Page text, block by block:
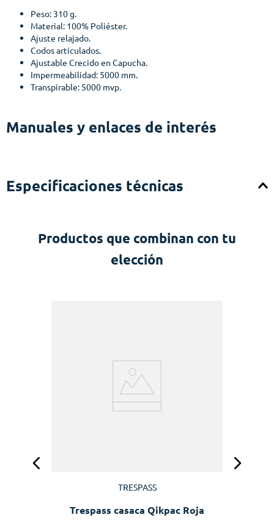
Peso: 310 g.
Material: 100% Poliéster.
Ajuste relajado.
Codos articulados.
Ajustable Crecido en Capucha.
Impermeabilidad: 5000 mm.
Transpirable: 5000 mvp.
Manuales y enlaces de interés
Especificaciones técnicas
Productos que combinan con tu
elección
TRESPASS
Trespass casaca Qikpac Roja